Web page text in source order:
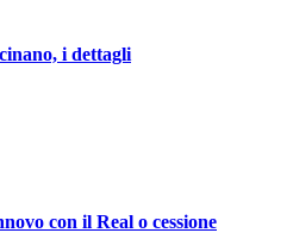
i dettagli
con il Real o cessione